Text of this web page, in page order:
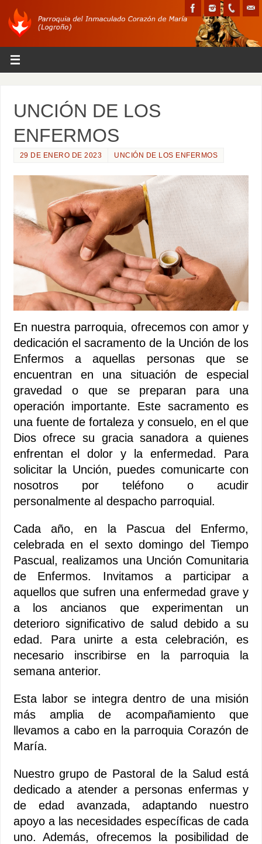
UNCIÓN DE LOS
ENFERMOS
29 DE ENERO DE 2023 UNCIÓN DE LOS ENFERMOS
En nuestra parroquia, ofrecemos con amor y
dedicación el sacramento de la Unción de los
Enfermos a aquellas personas que se
encuentran en una situación de especial
gravedad o que se preparan para una
operación importante. Este sacramento es
una fuente de fortaleza y consuelo, en el que
Dios ofrece su gracia sanadora a quienes
enfrentan el dolor y la enfermedad. Para
solicitar la Unción, puedes comunicarte con
nosotros por teléfono o acudir
personalmente al despacho parroquial.
Cada año, en la Pascua del Enfermo,
celebrada en el sexto domingo del Tiempo
Pascual, realizamos una Unción Comunitaria
de Enfermos. Invitamos a participar a
aquellos que sufren una enfermedad grave y
a los ancianos que experimentan un
deterioro significativo de salud debido a su
edad. Para unirte a esta celebración, es
necesario inscribirse en la parroquia la
semana anterior.
Esta labor se integra dentro de una misión
más amplia de acompañamiento que
llevamos a cabo en la parroquia Corazón de
María.
Nuestro grupo de Pastoral de la Salud está
dedicado a atender a personas enfermas y
de edad avanzada, adaptando nuestro
apoyo a las necesidades específicas de cada
uno. Además, ofrecemos la posibilidad de